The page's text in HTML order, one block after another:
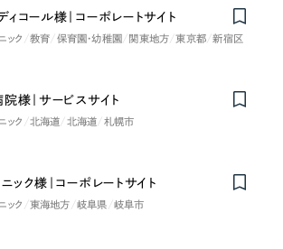
コール様｜コーポレートサイト
ック 教育 保育園・幼稚園 関東地方 東京都 新宿区
様｜サービスサイト
ック 北海道 北海道 札幌市
ック様｜コーポレートサイト
ック 東海地方 岐阜県 岐阜市